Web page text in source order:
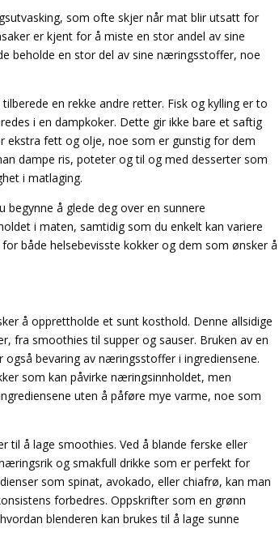
som ofte skjer når mat blir utsatt for
er kjent for å miste en stor andel av sine
beholde en stor del av sine næringsstoffer, noe
en rekke andre retter. Fisk og kylling er to
i en dampkoker. Dette gir ikke bare et saftig
ekstra fett og olje, noe som er gunstig for dem
dampe ris, poteter og til og med desserter som
i matlaging.
begynne å glede deg over en sunnere
i maten, samtidig som du enkelt kan variere
både helsebevisste kokker og dem som ønsker å
å opprettholde et sunt kosthold. Denne allsidige
fra smoothies til supper og sauser. Bruken av en
bevaring av næringsstoffer i ingrediensene.
som kan påvirke næringsinnholdet, men
uten å påføre mye varme, noe som
til å lage smoothies. Ved å blande ferske eller
og smakfull drikke som er perfekt for
som spinat, avokado, eller chiafrø, kan man
forbedres. Oppskrifter som en grønn
blenderen kan brukes til å lage sunne